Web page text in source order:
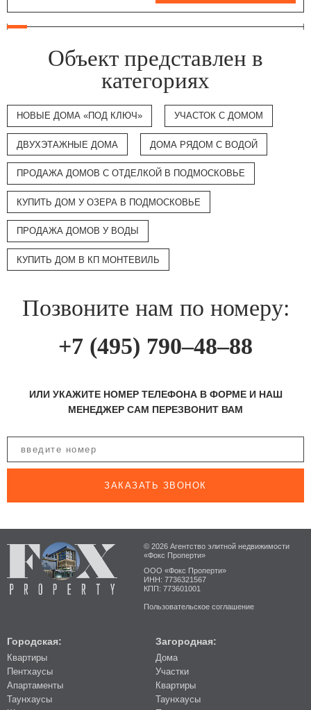
Объект представлен в
категориях
НОВЫЕ ДОМА «ПОД КЛЮЧ» УЧАСТОК С ДОМОМ
ДВУХЭТАЖНЫЕ ДОМА ДОМА РЯДОМ С ВОДОЙ
ПРОДАЖА ДОМОВ С ОТДЕЛКОЙ В ПОДМОСКОВЬЕ
КУПИТЬ ДОМ У ОЗЕРА В ПОДМОСКОВЬЕ
ПРОДАЖА ДОМОВ У ВОДЫ
КУПИТЬ ДОМ В КП МОНТЕВИЛЬ
Позвоните нам по номеру:
+7 (495) 790–48–88
ИЛИ УКАЖИТЕ НОМЕР ТЕЛЕФОНА В ФОРМЕ И НАШ
МЕНЕДЖЕР САМ ПЕРЕЗВОНИТ ВАМ
ЗАКАЗАТЬ ЗВОНОК
© 2026 Агентство элитной недвижимости
«Фокс Проперти»
ООО «Фокс Проперти»
ИНН: 7736321567
КПП: 773601001
Пользовательское соглашение
Городская:
Квартиры
Пентхаусы
Апартаменты
Таунхаусы
Загородная:
Дома
Участки
Квартиры
Таунхаусы